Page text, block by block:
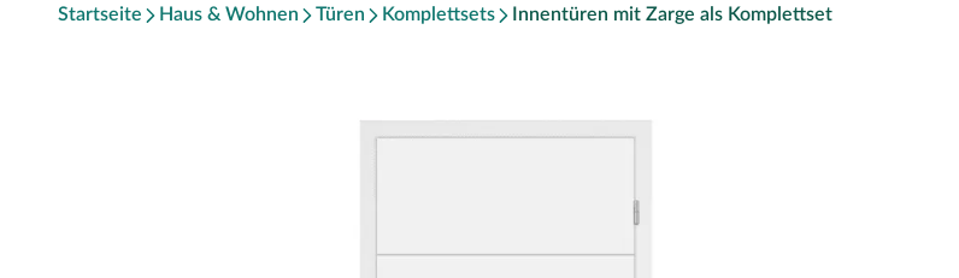
Startseite Haus & Wohnen Türen Komplettsets Innentüren mit Zarge als Komplettset